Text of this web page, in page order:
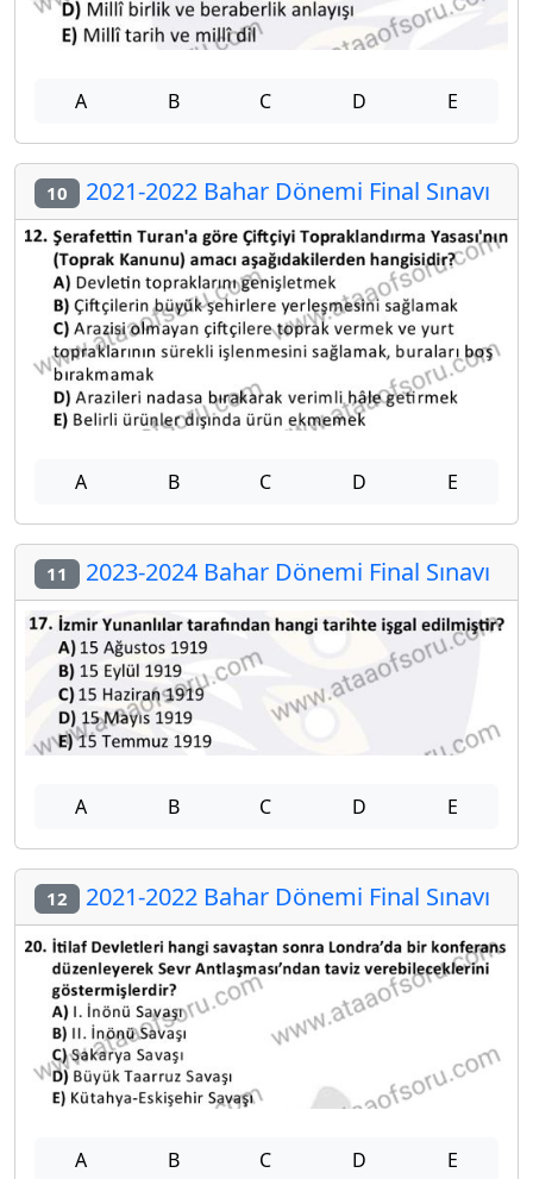
A B C D E
10 2021-2022 Bahar Dönemi Final Sınavı
A B C D E
11 2023-2024 Bahar Dönemi Final Sınavı
A B C D E
12 2021-2022 Bahar Dönemi Final Sınavı
A B C D E